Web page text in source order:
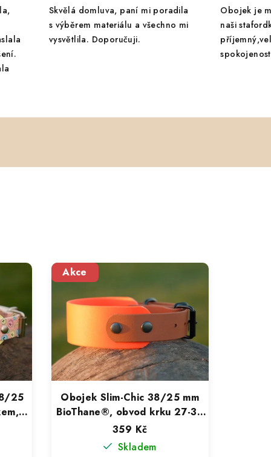
Skvělá domluva, paní mi poradila
s výběrem materiálu a všechno mi
vysvětlila. Doporučuji.
Obojek je
naši
25
Akce
Obojek Slim-Chic 38/25 mm
BioThane®, obvod krku 27-33
cm
359 Kč
Skladem